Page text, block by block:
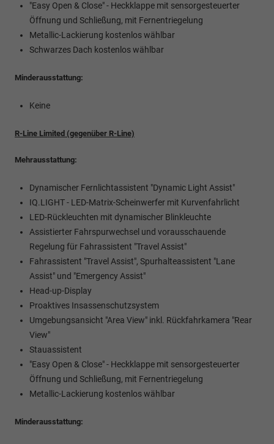
"Easy Open & Close" - Heckklappe mit sensorgesteuerter
Öffnung und Schließung, mit Fernentriegelung
Metallic-Lackierung kostenlos wählbar
Schwarzes Dach kostenlos wählbar
Minderausstattung:
Keine
R-Line Limited (gegenüber R-Line)
Mehrausstattung:
Dynamischer Fernlichtassistent "Dynamic Light Assist"
IQ.LIGHT - LED-Matrix-Scheinwerfer mit Kurvenfahrlicht
LED-Rückleuchten mit dynamischer Blinkleuchte
Assistierter Fahrspurwechsel und vorausschauende
Regelung für Fahrassistent "Travel Assist"
Fahrassistent "Travel Assist", Spurhalteassistent "Lane
Assist" und "Emergency Assist"
Head-up-Display
Proaktives Insassenschutzsystem
Umgebungsansicht "Area View" inkl. Rückfahrkamera "Rear
View"
Stauassistent
"Easy Open & Close" - Heckklappe mit sensorgesteuerter
Öffnung und Schließung, mit Fernentriegelung
Metallic-Lackierung kostenlos wählbar
Minderausstattung: